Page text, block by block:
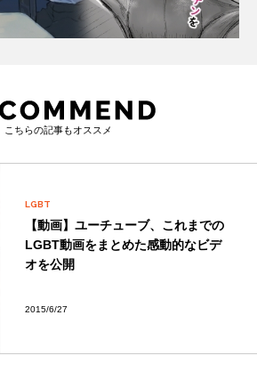
こちらの記事もオススメ
LGBT
【動画】ユーチューブ、これまでの
LGBT動画をまとめた感動的なビデ
オを公開
2015/6/27